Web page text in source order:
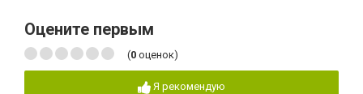
Оцените первым
(0 оценок)
Я рекомендую